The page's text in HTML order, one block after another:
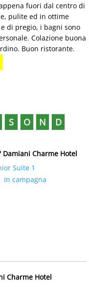
fuori dal centro di
pulite ed in ottime
di pregio, i bagni sono
Colazione buona
Buon ristorante.
S O N D
Charme Hotel
Suite 1
In campagna
Charme Hotel